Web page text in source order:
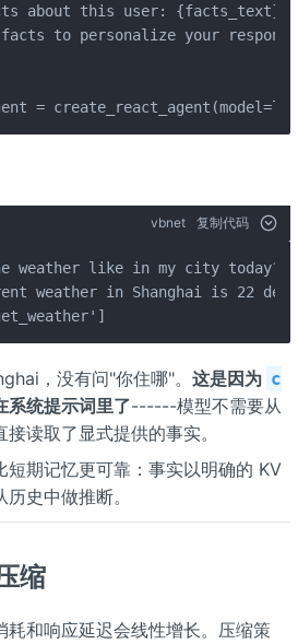
about this user: {facts_text}.
to personalize your
=
vbnet 复制代码
weather like in my city today?
weather in Shanghai is 22
，没有问"你住哪"。 这是因为 c
系统提示词里了------模型不需要从
读取了显式提供的事实。
短期记忆更可靠：事实以明确的 KV
史中做推断。
缩
和响应延迟会线性增长。压缩策